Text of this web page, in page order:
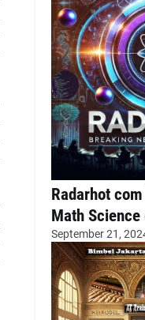
Radarhot
Math
September 21,